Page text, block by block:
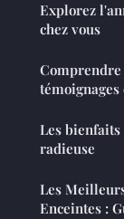
Explorez
chez vous
Les
radieuse
Les
Enceintes :